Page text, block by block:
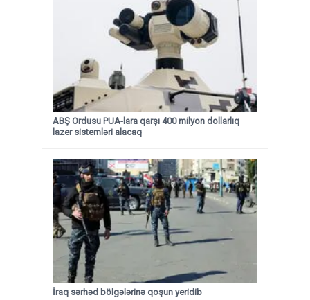
ABŞ Ordusu PUA-lara qarşı 400 milyon dollarlıq
lazer sistemləri alacaq
İraq sərhəd bölgələrinə qoşun yeridib